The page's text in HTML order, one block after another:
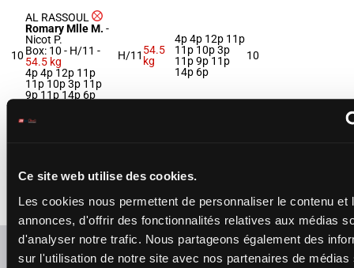
Ce site web utilise des cookies.
Les cookies nous permettent de personnaliser le contenu et
annonces, d'offrir des fonctionnalités relatives aux médias
d'analyser notre trafic. Nous partageons également des
sur l'utilisation de notre site avec nos partenaires de médias
10
AL RASSOUL
Romary Mlle M. -
Nicot P.
Box: 10 - H/11 -
54.5 kg
4p 4p 12p 11p
11p 10p 3p 11p
9p 11p 14p 6p
H/11 54.5
kg
4p 4p 12p 11p
11p 10p 3p
11p 9p 11p
14p 6p
10
11Box: 6 -
F/6 -
53.5
kg
6p 6p 6p 5p 5p 7p
F/6
kg
5p 6p 6p 6p
6p 5p 5p 7p
Refresh odds